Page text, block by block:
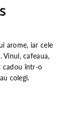
arome, iar cele
Vinul, cafeaua,
cadou într-o
colegi.